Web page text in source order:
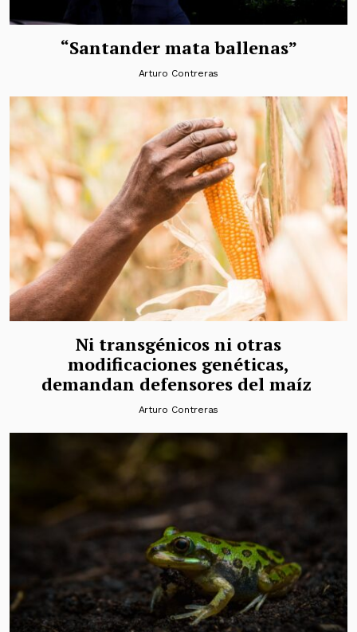
“Santander mata ballenas”
Arturo Contreras
Ni transgénicos ni otras
modificaciones genéticas,
demandan defensores del maíz
Arturo Contreras